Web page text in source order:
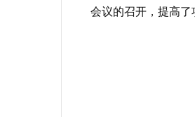
会议的召开，提高了